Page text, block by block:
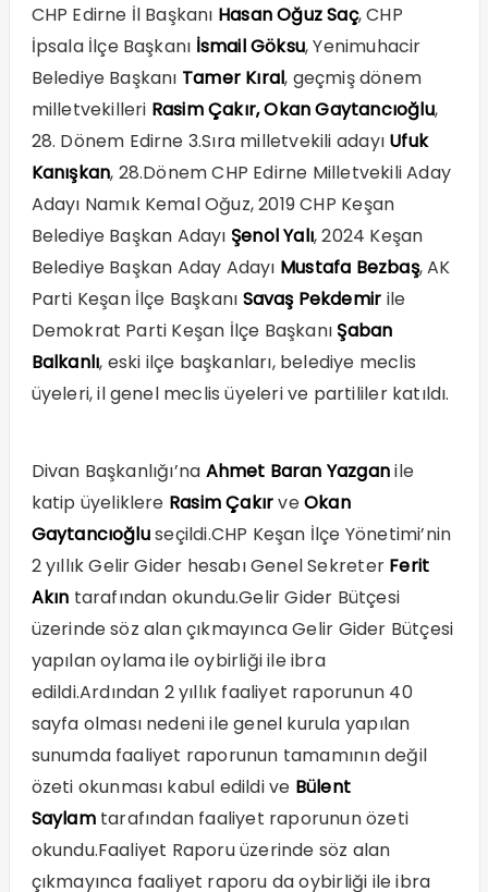
CHP Edirne İl Başkanı Hasan Oğuz Saç, CHP
İpsala İlçe Başkanı İsmail Göksu, Yenimuhacir
Belediye Başkanı Tamer Kıral, geçmiş dönem
milletvekilleri Rasim Çakır, Okan Gaytancıoğlu,
28. Dönem Edirne 3.Sıra milletvekili adayı Ufuk
Kanışkan, 28.Dönem CHP Edirne Milletvekili Aday
Adayı Namık Kemal Oğuz, 2019 CHP Keşan
Belediye Başkan Adayı Şenol Yalı, 2024 Keşan
Belediye Başkan Aday Adayı Mustafa Bezbaş, AK
Parti Keşan İlçe Başkanı Savaş Pekdemir ile
Demokrat Parti Keşan İlçe Başkanı Şaban
Balkanlı, eski ilçe başkanları, belediye meclis
üyeleri, il genel meclis üyeleri ve partililer katıldı.
Divan Başkanlığı’na Ahmet Baran Yazganile
katip üyeliklere Rasim ÇakırveOkan
Gaytancıoğluseçildi.CHP Keşan İlçe Yönetimi’nin
2 yıllık Gelir Gider hesabı Genel Sekreter Ferit
Akın tarafından okundu.Gelir Gider Bütçesi
üzerinde söz alan çıkmayınca Gelir Gider Bütçesi
yapılan oylama ile oybirliği ile ibra
edildi.Ardından 2 yıllık faaliyet raporunun 40
sayfa olması nedeni ile genel kurula yapılan
sunumda faaliyet raporunun tamamının değil
özeti okunması kabul edildi ve Bülent
Saylamtarafından faaliyet raporunun özeti
okundu.Faaliyet Raporu üzerinde söz alan
çıkmayınca faaliyet raporu da oybirliği ile ibra